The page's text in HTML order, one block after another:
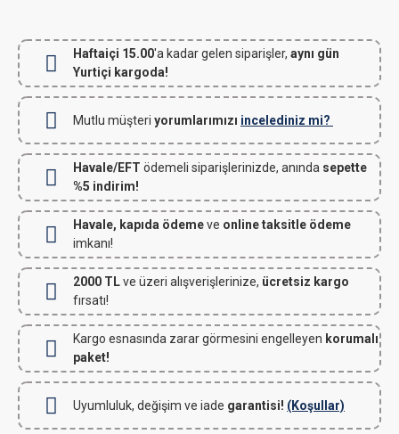
Haftaiçi 15.00'a kadar gelen siparişler, aynı gün
Yurtiçi kargoda!
Mutlu müşteri yorumlarımızı incelediniz mi?
Havale/EFT ödemeli siparişlerinizde, anında sepette
%5 indirim!
Havale, kapıda ödemeve online taksitle ödeme
imkanı!
2000 TLve üzeri alışverişlerinize, ücretsiz kargo
fırsatı!
Kargo esnasında zarar görmesini engelleyen korumalı
paket!
Uyumluluk, değişim ve iade garantisi! (Koşullar)